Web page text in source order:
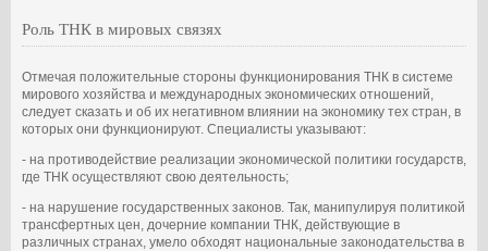
Роль ТНК в мировых связях
Отмечая положительные стороны функционирования ТНК в системе
мирового хозяйства и международных экономических отношений,
следует сказать и об их негативном влиянии на экономику тех стран, в
которых они функционируют. Специалисты указывают:
- на противодействие реализации экономической политики государств,
где ТНК осуществляют свою деятельность;
- на нарушение государственных законов. Так, манипулируя политикой
трансфертных цен, дочерние компании ТНК, действующие в
различных странах, умело обходят национальные законодательства в